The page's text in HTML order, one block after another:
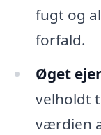
fugt og
forfald.
Øget
velholdt
værdien